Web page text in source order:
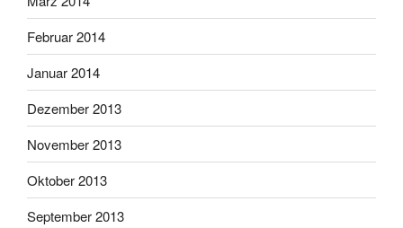
Februar 2014
Januar 2014
Dezember 2013
November 2013
Oktober 2013
September 2013